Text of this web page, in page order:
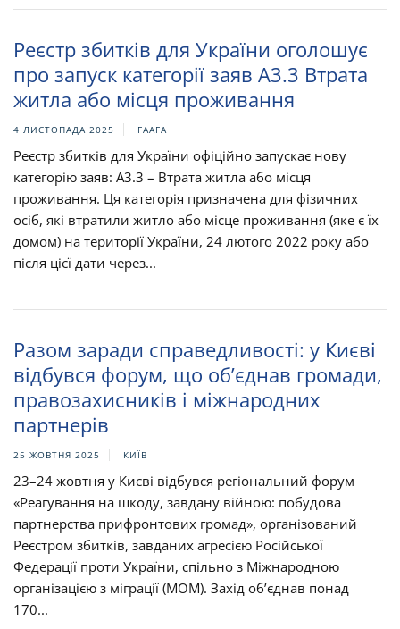
Реєстр збитків для України оголошує
про запуск категорії заяв A3.3 Втрата
житла або місця проживання
4 ЛИСТОПАДА 2025 ГААГА
Реєстр збитків для України офіційно запускає нову
категорію заяв: A3.3 – Втрата житла або місця
проживання. Ця категорія призначена для фізичних
осіб, які втратили житло або місце проживання (яке є їх
домом) на території України, 24 лютого 2022 року або
після цієї дати через...
Разом заради справедливості: у Києві
відбувся форум, що об’єднав громади,
правозахисників і міжнародних
партнерів
25 ЖОВТНЯ 2025 КИЇВ
23–24 жовтня у Києві відбувся регіональний форум
«Реагування на шкоду, завдану війною: побудова
партнерства прифронтових громад», організований
Реєстром збитків, завданих агресією Російської
Федерації проти України, спільно з Міжнародною
організацією з міграції (МОМ). Захід об’єднав понад
170...